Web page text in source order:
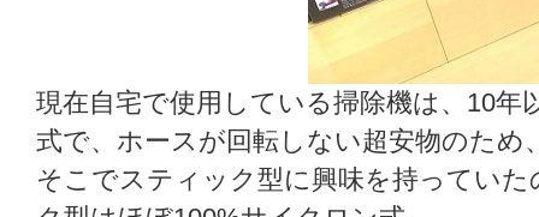
現在自宅で使用している掃除機は、10
式で、ホースが回転しない超安物のため
そこでスティック型に興味を持ってい